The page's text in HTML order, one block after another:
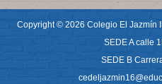
Copyright © 2026 Colegio El Jazmín
SEDE A calle
SEDE B